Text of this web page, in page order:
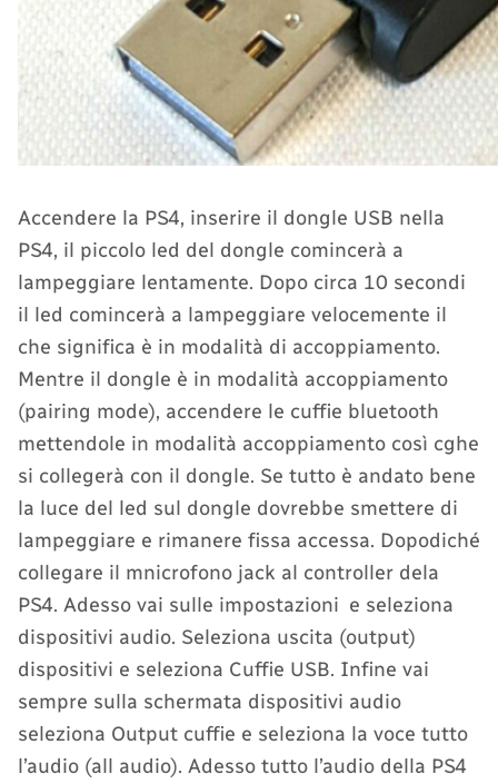
Accendere la PS4, inserire il dongle USB nella
PS4, il piccolo led del dongle comincerà a
lampeggiare lentamente. Dopo circa 10 secondi
il led comincerà a lampeggiare velocemente il
che significa è in modalità di accoppiamento.
Mentre il dongle è in modalità accoppiamento
(pairing mode), accendere le cuffie bluetooth
mettendole in modalità accoppiamento così cghe
si collegerà con il dongle. Se tutto è andato bene
la luce del led sul dongle dovrebbe smettere di
lampeggiare e rimanere fissa accessa. Dopodiché
collegare il mnicrofono jack al controller dela
PS4. Adesso vai sulle impostazioni e seleziona
dispositivi audio. Seleziona uscita (output)
dispositivi e seleziona Cuffie USB. Infine vai
sempre sulla schermata dispositivi audio
seleziona Output cuffie e seleziona la voce tutto
l’audio (all audio). Adesso tutto l’audio della PS4